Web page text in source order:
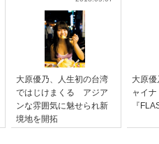
大原優乃、人生初の台湾
ではじけまくる アジア
ンな雰囲気に魅せられ新
境地を開拓
大原
ャイ
『